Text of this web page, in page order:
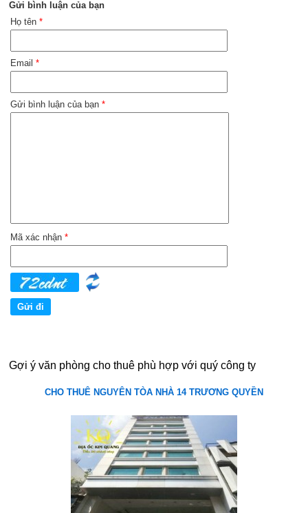
Gửi bình luận của bạn
Họ tên*
Email*
Gửi bình luận của bạn*
Mã xác nhận*
Gợi ý văn phòng cho thuê phù hợp với quý công ty
CHO THUÊ NGUYÊN TÒA NHÀ 14 TRƯƠNG QUYỀN